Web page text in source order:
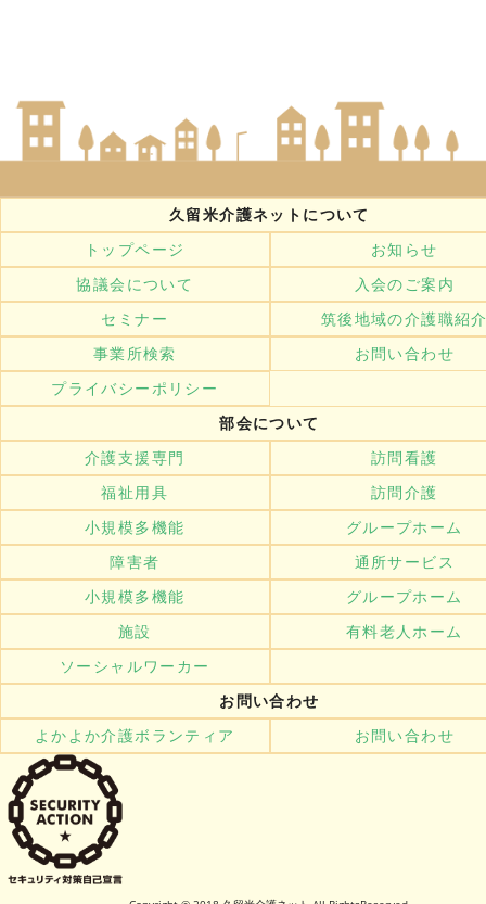
久留米介護ネットについて
トップページ
お知らせ
協議会について
入会のご案内
セミナー
筑後地域の介護職紹
事業所検索
お問い合わせ
プライバシーポリシー
部会について
介護支援専門
訪問看護
福祉用具
訪問介護
小規模多機能
グループホーム
障害者
通所サービス
小規模多機能
グループホーム
施設
有料老人ホーム
ソーシャルワーカー
お問い合わせ
よかよか介護ボランティア
お問い合わせ